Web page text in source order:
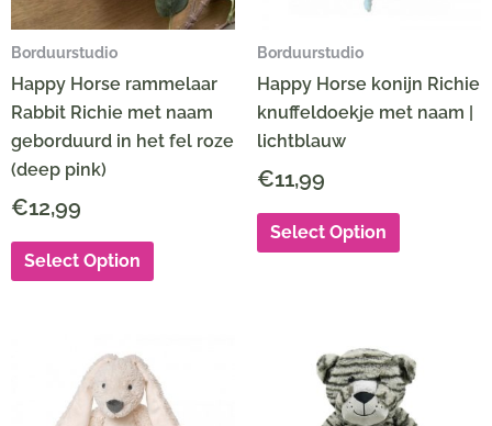
Borduurstudio
Happy Horse rammelaar
Rabbit Richie met naam
geborduurd in het fel roze
(deep pink)
€12,99
Select Option
Borduurstudio
Happy Horse konijn Richie
knuffeldoekje met naam |
lichtblauw
€11,99
Select Option